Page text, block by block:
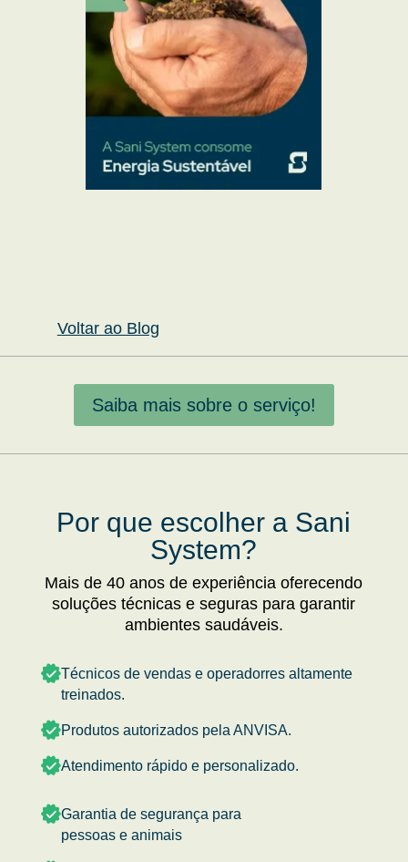
Voltar ao Blog
Saiba mais sobre o serviço!
Por que escolher a Sani
System?
Mais de 40 anos de experiência oferecendo
soluções técnicas e seguras para garantir
ambientes saudáveis.
Técnicos de vendas e operadorres altamente
treinados.
Produtos autorizados pela ANVISA.
Atendimento rápido e personalizado.
Garantia de segurança para
pessoas e animais